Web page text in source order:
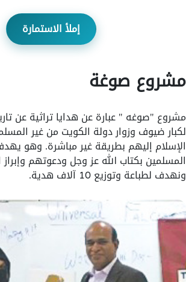
إملأ الاستمارة
مشروع صوغة
مشروع "صوغه " عبارة عن هدايا تراثية عن
لكبار ضيوف وزوار دولة الكويت من غير
الإسلام إليهم بطريقة غير مباشرة. وهو
المسلمين بكتاب الله عز وجل ودعوتهم وإبراز
ونهدف لطباعة وتوزيع 10 آلاف هدية.